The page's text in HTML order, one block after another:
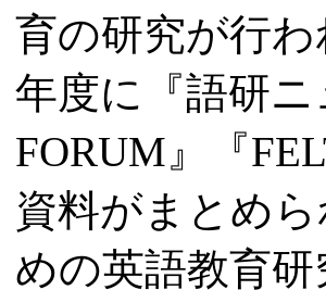
育の研究が行
年度に『語研
FORUM』『
資料がまとめ
めの英語教育